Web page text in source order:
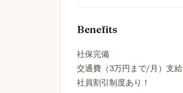
Benefits
社保完備
交通費（3万円まで/月）支給
社員割引制度あり！